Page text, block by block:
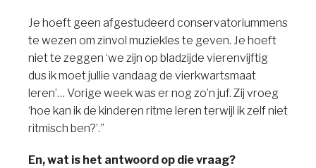
Je hoeft geen afgestudeerd conservatoriummens
te wezen om zinvol muziekles te geven. Je hoeft
niet te zeggen ‘we zijn op bladzijde vierenvijftig
dus ik moet jullie vandaag de vierkwartsmaat
leren’… Vorige week was er nog zo’n juf. Zij vroeg
‘hoe kan ik de kinderen ritme leren terwijl ik zelf niet
ritmisch ben?’.”
En, wat is het antwoord op die vraag?